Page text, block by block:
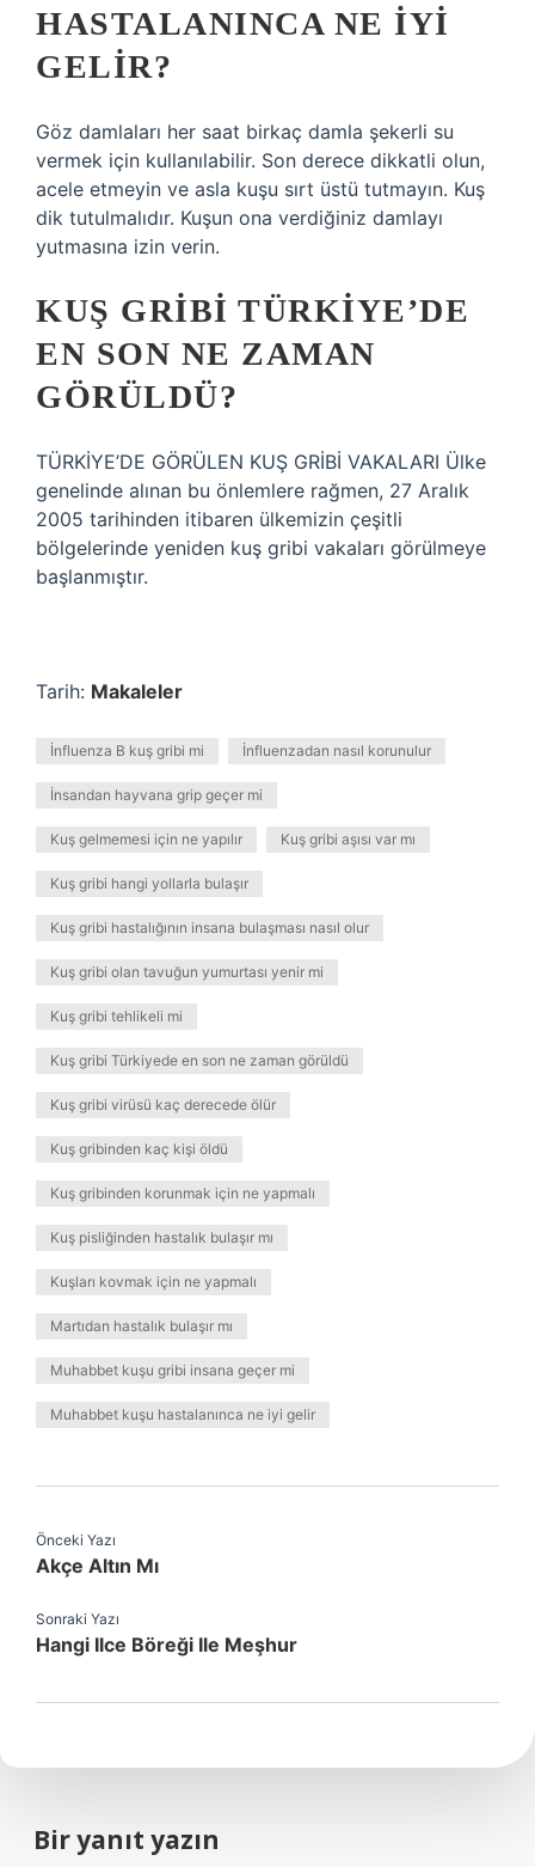
HASTALANINCA NE IYI
GELIR?
Göz damlaları her saat birkaç damla şekerli su
vermek için kullanılabilir. Son derece dikkatli olun,
acele etmeyin ve asla kuşu sırt üstü tutmayın. Kuş
dik tutulmalıdır. Kuşun ona verdiğiniz damlayı
yutmasına izin verin.
KUŞ GRIBI TÜRKIYE’DE
EN SON NE ZAMAN
GÖRÜLDÜ?
TÜRKİYE’DE GÖRÜLEN KUŞ GRİBİ VAKALARI Ülke
genelinde alınan bu önlemlere rağmen, 27 Aralık
2005 tarihinden itibaren ülkemizin çeşitli
bölgelerinde yeniden kuş gribi vakaları görülmeye
başlanmıştır.
Tarih: Makaleler
İnfluenza B kuş gribi mi İnfluenzadan nasıl korunulur
İnsandan hayvana grip geçer mi
Kuş gelmemesi için ne yapılır Kuş gribi aşısı var mı
Kuş gribi hangi yollarla bulaşır
Kuş gribi hastalığının insana bulaşması nasıl olur
Kuş gribi olan tavuğun yumurtası yenir mi
Kuş gribi tehlikeli mi
Kuş gribi Türkiyede en son ne zaman görüldü
Kuş gribi virüsü kaç derecede ölür
Kuş gribinden kaç kişi öldü
Kuş gribinden korunmak için ne yapmalı
Kuş pisliğinden hastalık bulaşır mı
Kuşları kovmak için ne yapmalı
Martıdan hastalık bulaşır mı
Muhabbet kuşu gribi insana geçer mi
Muhabbet kuşu hastalanınca ne iyi gelir
Önceki Yazı
Akçe Altın Mı
Sonraki Yazı
Hangi Ilce Böreği Ile Meşhur
Bir yanıt yazın